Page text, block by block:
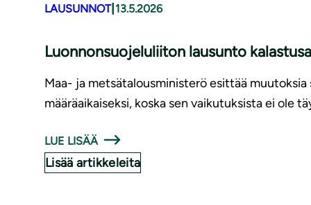
LAUSUNNOT| 13.5.2026
Luonnonsuojeluliiton lausunto
Maa- ja metsätalousministerö esittää
määräaikaiseksi, koska sen vaikutuksista ei ole
LUE LISÄÄ
Lisää artikkeleita